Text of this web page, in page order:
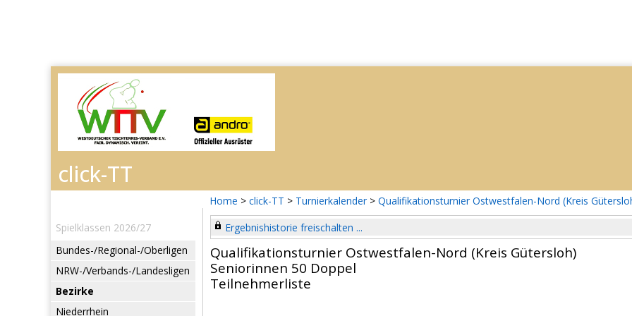
Home > click-TT > Turnierkalender > Qualifikationsturnier Ostwestfalen-Nord (Kreis
Spielklassen 2026/27
Bundes-/Regional-/Oberligen
NRW-/Verbands-/Landesligen
Bezirke
Niederrhein
Ergebnishistorie freischalten ...
Qualifikationsturnier Ostwestfalen-Nord (Kreis Gütersloh)
Seniorinnen 50 Doppel
Teilnehmerliste